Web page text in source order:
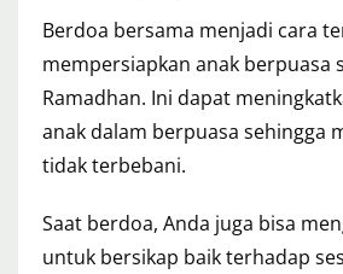
Berdoa bersama menjadi cara
mempersiapkan anak berpuasa
Ramadhan. Ini dapat
anak dalam berpuasa sehingga
tidak terbebani.
Saat berdoa, Anda juga bisa
untuk bersikap baik terhadap